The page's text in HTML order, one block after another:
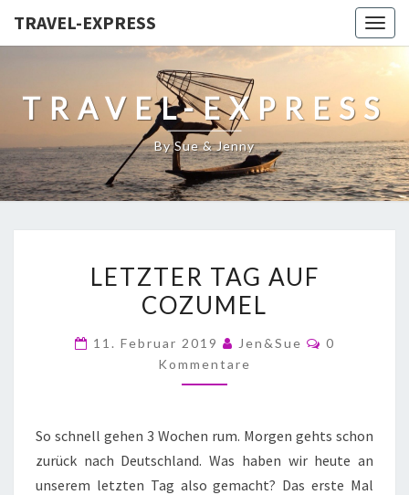
TRAVEL-EXPRESS
TRAVEL-EXPRESS
By Sue & Jenny
LETZTER TAG AUF
COZUMEL
11. Februar 2019 Jen&Sue
0
Kommentare
So schnell gehen 3 Wochen rum. Morgen gehts schon
zurück nach Deutschland. Was haben wir heute an
unserem letzten Tag also gemacht? Das erste Mal